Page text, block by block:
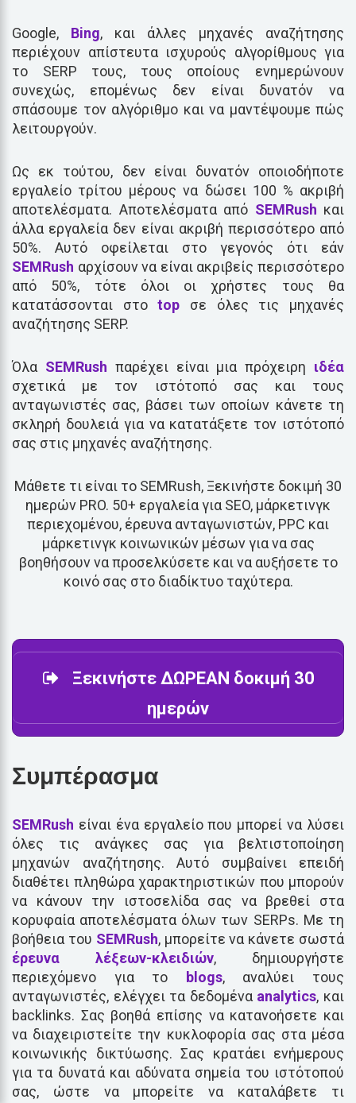
Google, Bing, και άλλες μηχανές αναζήτησης
περιέχουν απίστευτα ισχυρούς αλγορίθμους για
το SERP τους, τους οποίους ενημερώνουν
συνεχώς, επομένως δεν είναι δυνατόν να
σπάσουμε τον αλγόριθμο και να μαντέψουμε πώς
λειτουργούν.
Ως εκ τούτου, δεν είναι δυνατόν οποιοδήποτε
εργαλείο τρίτου μέρους να δώσει 100 % ακριβή
αποτελέσματα. Αποτελέσματα από SEMRush και
άλλα εργαλεία δεν είναι ακριβή περισσότερο από
50%. Αυτό οφείλεται στο γεγονός ότι εάν
SEMRush αρχίσουν να είναι ακριβείς περισσότερο
από 50%, τότε όλοι οι χρήστες τους θα
κατατάσσονται στοtop σε όλες τις μηχανές
αναζήτησης SERP.
Όλα SEMRush παρέχει είναι μια πρόχειρη ιδέα
σχετικά με τον ιστότοπό σας και τους
ανταγωνιστές σας, βάσει των οποίων κάνετε τη
σκληρή δουλειά για να κατατάξετε τον ιστότοπό
σας στις μηχανές αναζήτησης.
Μάθετε τι είναι το SEMRush, Ξεκινήστε δοκιμή 30
ημερών PRO. 50+ εργαλεία για SEO, μάρκετινγκ
περιεχομένου, έρευνα ανταγωνιστών, PPC και
μάρκετινγκ κοινωνικών μέσων για να σας
βοηθήσουν να προσελκύσετε και να αυξήσετε το
κοινό σας στο διαδίκτυο ταχύτερα.
Ξεκινήστε ΔΩΡΕΑΝ δοκιμή 30
ημερών
Συμπέρασμα
SEMRush είναι ένα εργαλείο που μπορεί να λύσει
όλες τις ανάγκες σας για βελτιστοποίηση
μηχανών αναζήτησης. Αυτό συμβαίνει επειδή
διαθέτει πληθώρα χαρακτηριστικών που μπορούν
να κάνουν την ιστοσελίδα σας να βρεθεί στα
κορυφαία αποτελέσματα όλων των SERPs. Με τη
βοήθεια του SEMRush, μπορείτε να κάνετε σωστά
έρευνα λέξεων-κλειδιών, δημιουργήστε
περιεχόμενο για το
blogs, αναλύει τους
ανταγωνιστές, ελέγχει τα δεδομένα analytics, και
backlinks. Σας βοηθά επίσης να κατανοήσετε και
να διαχειριστείτε την κυκλοφορία σας στα μέσα
κοινωνικής δικτύωσης. Σας κρατάει ενήμερους
για τα δυνατά και αδύνατα σημεία του ιστότοπού
σας, ώστε να μπορείτε να καταλάβετε τι